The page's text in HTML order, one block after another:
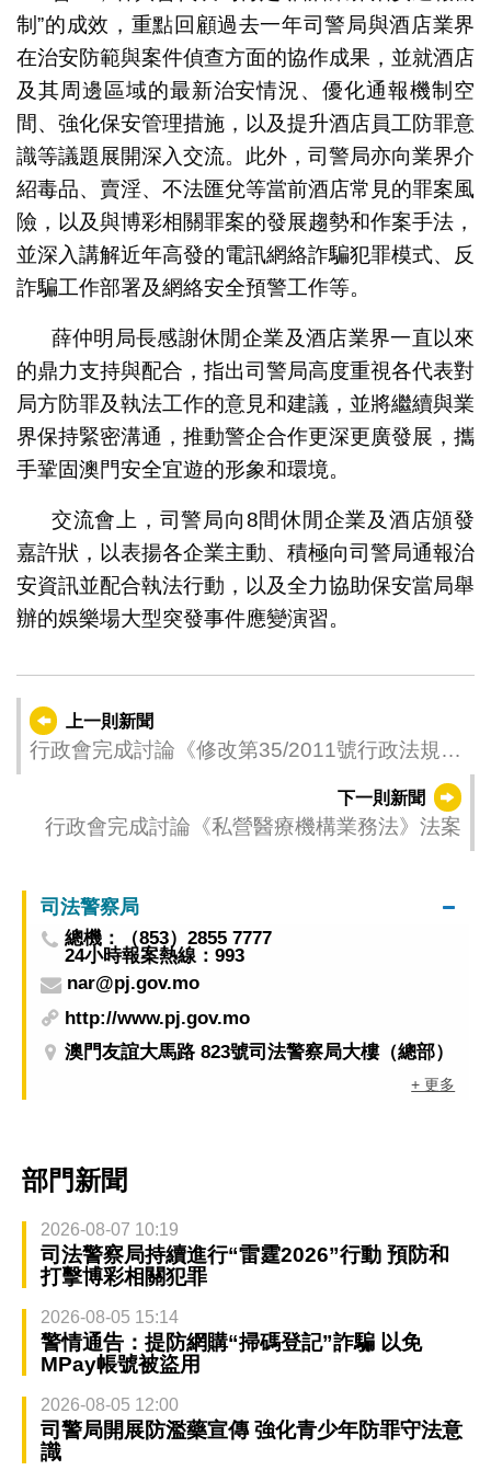
制”的成效，重點回顧過去一年司警局與酒店業界
在治安防範與案件偵查方面的協作成果，並就酒店
及其周邊區域的最新治安情況、優化通報機制空
間、強化保安管理措施，以及提升酒店員工防罪意
識等議題展開深入交流。此外，司警局亦向業界介
紹毒品、賣淫、不法匯兌等當前酒店常見的罪案風
險，以及與博彩相關罪案的發展趨勢和作案手法，
並深入講解近年高發的電訊網絡詐騙犯罪模式、反
詐騙工作部署及網絡安全預警工作等。
薛仲明局長感謝休閒企業及酒店業界一直以來
的鼎力支持與配合，指出司警局高度重視各代表對
局方防罪及執法工作的意見和建議，並將繼續與業
界保持緊密溝通，推動警企合作更深更廣發展，攜
手鞏固澳門安全宜遊的形象和環境。
交流會上，司警局向8間休閒企業及酒店頒發
嘉許狀，以表揚各企業主動、積極向司警局通報治
安資訊並配合執法行動，以及全力協助保安當局舉
辦的娛樂場大型突發事件應變演習。
上一則新聞
行政會完成討論《修改第35/2011號行政法規
〈電力裝置使用准照的發出程序〉》行政法規
下一則新聞
行政會完成討論《私營醫療機構業務法》法案
司法警察局
總機：（853）2855 7777
24小時報案熱線：993
nar@pj.gov.mo
http://www.pj.gov.mo
澳門友誼大馬路 823號司法警察局大樓（總部）
+ 更多
部門新聞
2026-08-07 10:19
司法警察局持續進行“雷霆2026”行動 預防和
打擊博彩相關犯罪
2026-08-05 15:14
警情通告：提防網購“掃碼登記”詐騙 以免
MPay帳號被盜用
2026-08-05 12:00
司警局開展防濫藥宣傳 強化青少年防罪守法意
識